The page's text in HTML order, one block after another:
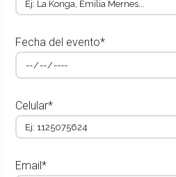
Fecha del evento*
Celular*
Email*